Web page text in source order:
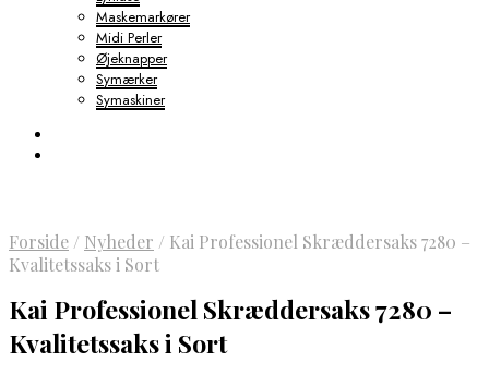
Maskemarkører
Midi Perler
Øjeknapper
Symærker
Symaskiner
Forside / Nyheder / Kai Professionel Skræddersaks 7280 –
Kvalitetssaks i Sort
Kai Professionel Skræddersaks 7280 –
Kvalitetssaks i Sort